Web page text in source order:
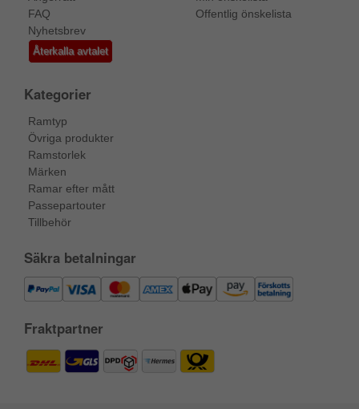
FAQ
Nyhetsbrev
Återkalla avtalet
Offentlig önskelista
Kategorier
Ramtyp
Övriga produkter
Ramstorlek
Märken
Ramar efter mått
Passepartouter
Tillbehör
Säkra betalningar
Fraktpartner